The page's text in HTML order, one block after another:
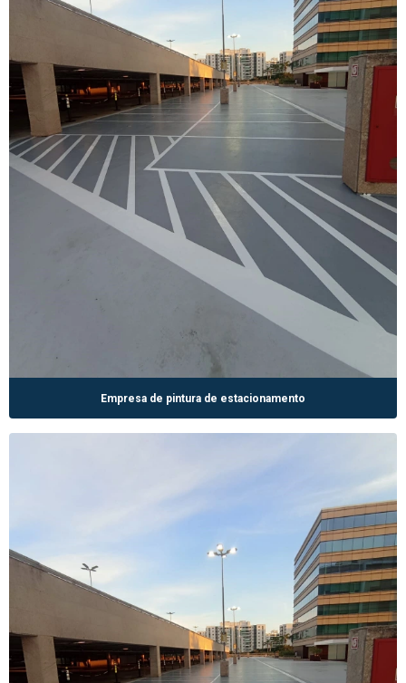
Empresa de pintura de estacionamento